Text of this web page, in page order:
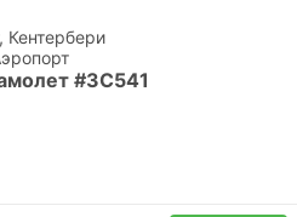
Кентербери
#3C541